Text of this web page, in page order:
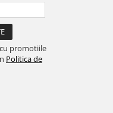
promotiile
Politica de